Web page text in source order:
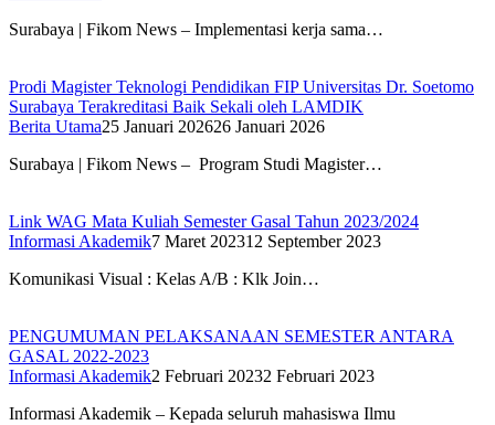
Surabaya | Fikom News – Implementasi kerja sama…
Prodi Magister Teknologi Pendidikan FIP Universitas Dr. Soetomo
Surabaya Terakreditasi Baik Sekali oleh LAMDIK
Berita Utama25 Januari 202626 Januari 2026
Surabaya | Fikom News – Program Studi Magister…
Link WAG Mata Kuliah Semester Gasal Tahun 2023/2024
Informasi Akademik7 Maret 202312 September 2023
Komunikasi Visual : Kelas A/B : Klk Join…
PENGUMUMAN PELAKSANAAN SEMESTER ANTARA
GASAL 2022-2023
Informasi Akademik2 Februari 20232 Februari 2023
Informasi Akademik – Kepada seluruh mahasiswa Ilmu